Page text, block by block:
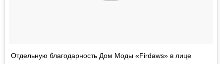
Отдельную благодарность Дом Моды «Firdaws» в лице